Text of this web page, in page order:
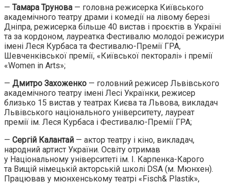
— Тамара Трунова — головна режисерка Київського
академічного театру драми і комедії на лівому березі
Дніпра, режисерка більше 40 вистав і проєктів в Україні
та за кордоном, лауреатка Фестивалю молодої режисури
імені Леся Курбаса та Фестивалю-Премії ГРА,
Шевченківської премії, «Київської пекторалі» і премії
«Women in Arts»;
— Дмитро Захоженко — головний режисер Львівського
академічного театру імені Лесі Українки, режисер
близько 15 вистав у театрах Києва та Львова, викладач
Львівського національного університету, лауреат
премії ім. Леся Курбаса і Фестивалю-Премії ГРА;
— Сергій Калантай — актор театру і кіно, викладач,
народний артист України. Освіту отримав
у Національному університеті ім. І. Карпенка-Карого
та Вищій німецькій акторській школі DSA (м. Мюнхен).
Працював у мюнхенському театрі «Fisch& Plastik»,